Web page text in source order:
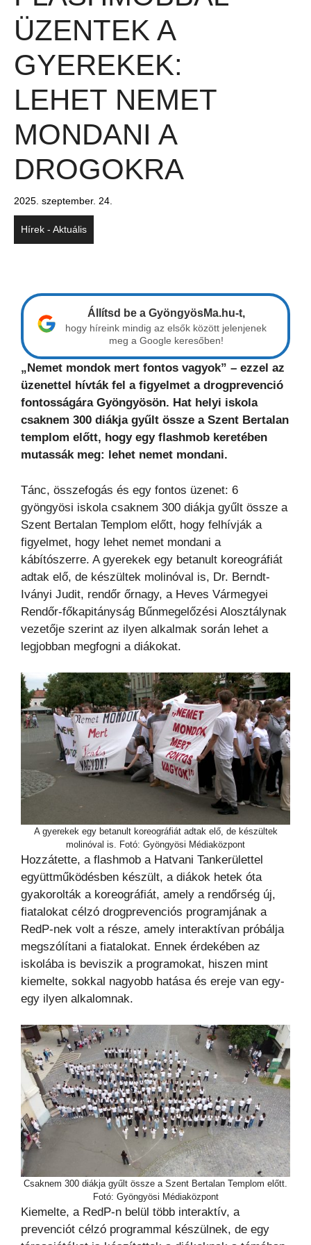
ÜZENTEK A
GYEREKEK:
LEHET NEMET
MONDANI A
DROGOKRA
2025. szeptember. 24.
Hírek - Aktuális
Állítsd be a GyöngyösMa.hu-t,
hogy híreink mindig az elsők között jelenjenek
meg a Google keresőben!
„Nemet mondok mert fontos vagyok” – ezzel az
üzenettel hívták fel a figyelmet a drogprevenció
fontosságára Gyöngyösön. Hat helyi iskola
csaknem 300 diákja gyűlt össze a Szent Bertalan
templom előtt, hogy egy flashmob keretében
mutassák meg: lehet nemet mondani.
Tánc, összefogás és egy fontos üzenet: 6
gyöngyösi iskola csaknem 300 diákja gyűlt össze a
Szent Bertalan Templom előtt, hogy felhívják a
figyelmet, hogy lehet nemet mondani a
kábítószerre. A gyerekek egy betanult koreográfiát
adtak elő, de készültek molinóval is, Dr. Berndt-
Iványi Judit, rendőr őrnagy, a Heves Vármegyei
Rendőr-főkapitányság Bűnmegelőzési Alosztálynak
vezetője szerint az ilyen alkalmak során lehet a
legjobban megfogni a diákokat.
A gyerekek egy betanult koreográfiát adtak elő, de készültek
molinóval is. Fotó: Gyöngyösi Médiaközpont
Hozzátette, a flashmob a Hatvani Tankerülettel
együttműködésben készült, a diákok hetek óta
gyakorolták a koreográfiát, amely a rendőrség új,
fiatalokat célzó drogprevenciós programjának a
RedP-nek volt a része, amely interaktívan próbálja
megszólítani a fiatalokat. Ennek érdekében az
iskolába is beviszik a programokat, hiszen mint
kiemelte, sokkal nagyobb hatása és ereje van egy-
egy ilyen alkalomnak.
Csaknem 300 diákja gyűlt össze a Szent Bertalan Templom előtt.
Fotó: Gyöngyösi Médiaközpont
Kiemelte, a RedP-n belül több interaktív, a
prevenciót célzó programmal készülnek, de egy